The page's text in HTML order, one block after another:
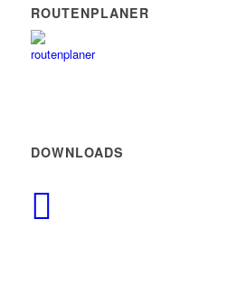
ROUTENPLANER
DOWNLOADS